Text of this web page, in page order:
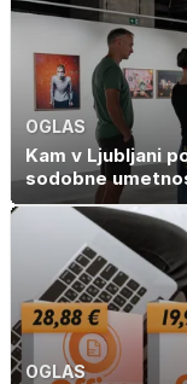
OGLAS
Kam v Ljubljani
sodobne
OGLAS